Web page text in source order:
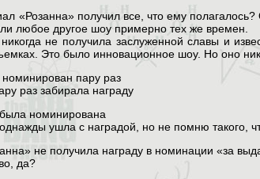
«Розанна» получил все, что ему
любое другое шоу примерно тех же времен.
не получила заслуженной славы и
Это было инновационное шоу. Но оно
пару раз
раз забирала награду
номинирована
ушла с наградой, но не помню такого,
не получила награду в номинации «за
да?